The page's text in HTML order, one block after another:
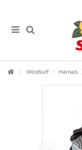
Windsurf Harnais